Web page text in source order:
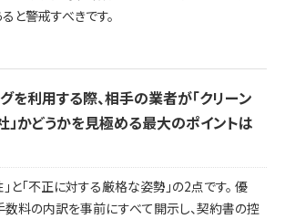
と警戒すべきです。
を利用する際、相手の業者が「クリーン
」かどうかを見極める最大のポイントは
と「不正に対する厳格な姿勢」の2点です。 優
数料の内訳を事前にすべて開示し、契約書の控